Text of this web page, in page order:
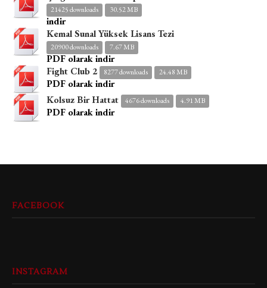
21425 downloads 30.52 MB
indir
Kemal Sunal Yüksek Lisans Tezi
20900 downloads 7.67 MB
PDF olarak indir
Fight Club 2
8277 downloads 24.48 MB
PDF olarak indir
Kolsuz Bir Hattat
4676 downloads 4.91 MB
PDF olarak indir
FACEBOOK
INSTAGRAM